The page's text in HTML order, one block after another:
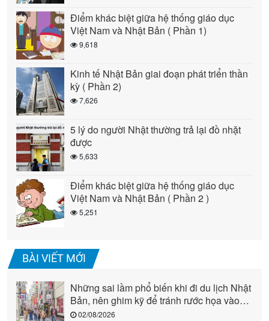
Điểm khác biệt giữa hệ thống giáo dục
Việt Nam và Nhật Bản ( Phần 1)
9,618
Kinh tế Nhật Bản giai đoạn phát triển thần
kỳ ( Phần 2)
7,626
5 lý do người Nhật thường trả lại đồ nhặt
được
5,633
Điểm khác biệt giữa hệ thống giáo dục
Việt Nam và Nhật Bản ( Phần 2 )
5,251
BÀI VIẾT MỚI
Những sai lầm phổ biến khi đi du lịch Nhật
Bản, nên ghim kỹ để tránh rước họa vào
người (phần 2)
02/08/2026